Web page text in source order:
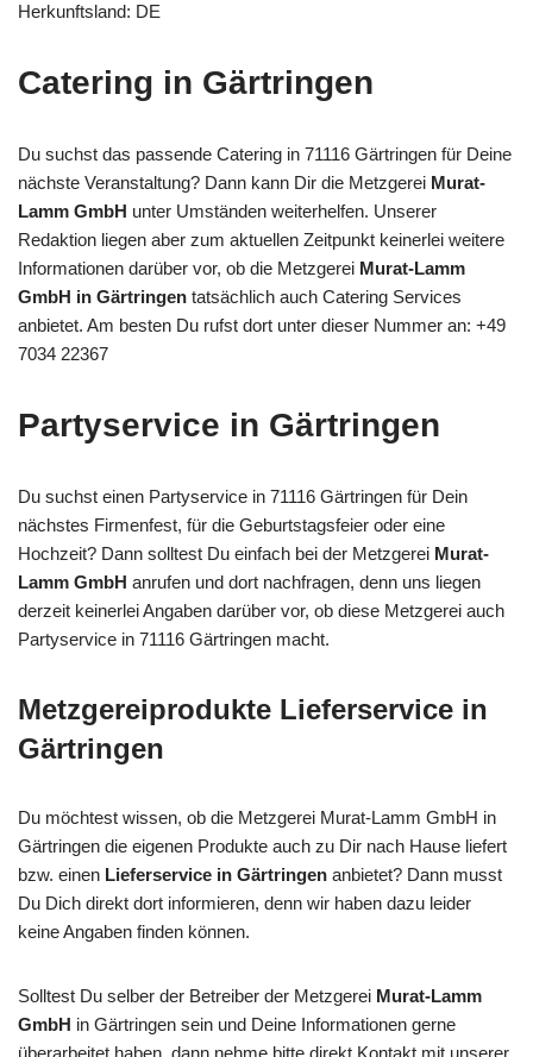
Herkunftsland: DE
Catering in Gärtringen
Du suchst das passende Catering in 71116 Gärtringen für Deine
nächste Veranstaltung? Dann kann Dir die Metzgerei Murat-
Lamm GmbH unter Umständen weiterhelfen. Unserer
Redaktion liegen aber zum aktuellen Zeitpunkt keinerlei weitere
Informationen darüber vor, ob die Metzgerei Murat-Lamm
GmbH in Gärtringen tatsächlich auch Catering Services
anbietet. Am besten Du rufst dort unter dieser Nummer an: +49
7034 22367
Partyservice in Gärtringen
Du suchst einen Partyservice in 71116 Gärtringen für Dein
nächstes Firmenfest, für die Geburtstagsfeier oder eine
Hochzeit? Dann solltest Du einfach bei der Metzgerei Murat-
Lamm GmbH anrufen und dort nachfragen, denn uns liegen
derzeit keinerlei Angaben darüber vor, ob diese Metzgerei auch
Partyservice in 71116 Gärtringen macht.
Metzgereiprodukte Lieferservice in
Gärtringen
Du möchtest wissen, ob die Metzgerei Murat-Lamm GmbH in
Gärtringen die eigenen Produkte auch zu Dir nach Hause liefert
bzw. einen Lieferservice in Gärtringen anbietet? Dann musst
Du Dich direkt dort informieren, denn wir haben dazu leider
keine Angaben finden können.
Solltest Du selber der Betreiber der Metzgerei Murat-Lamm
GmbH in Gärtringen sein und Deine Informationen gerne
überarbeitet haben, dann nehme bitte direkt Kontakt mit unserer